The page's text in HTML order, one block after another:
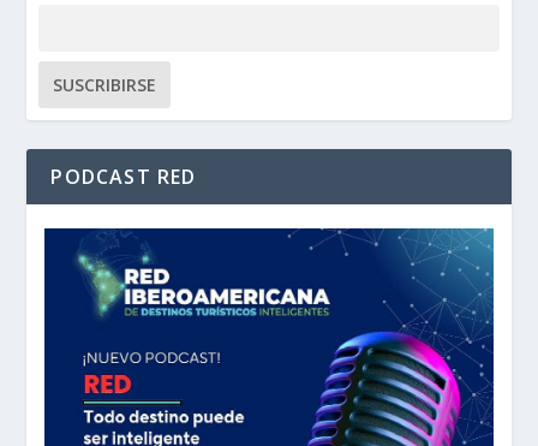
PODCAST RED